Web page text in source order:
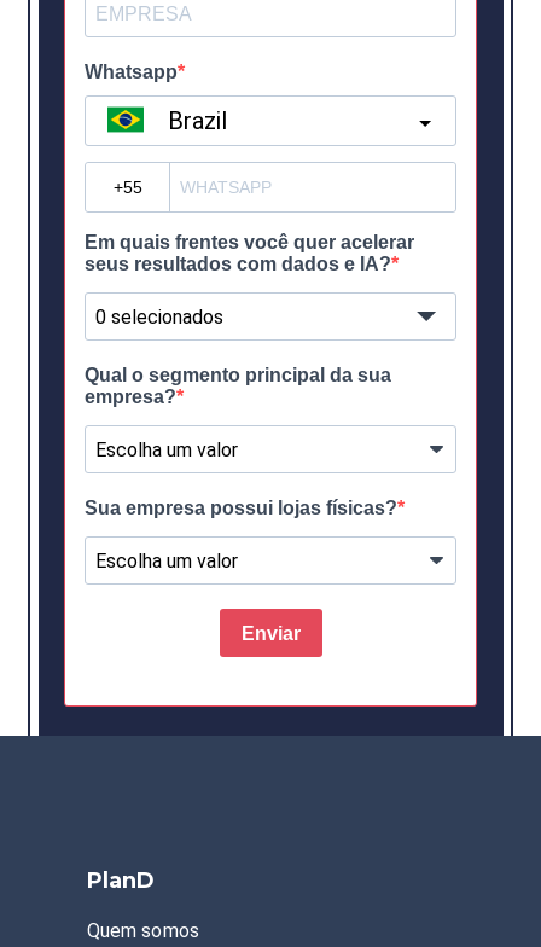
PlanD
Quem somos